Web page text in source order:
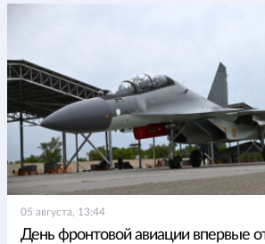
05 августа, 13:44
День фронтовой авиации впервые